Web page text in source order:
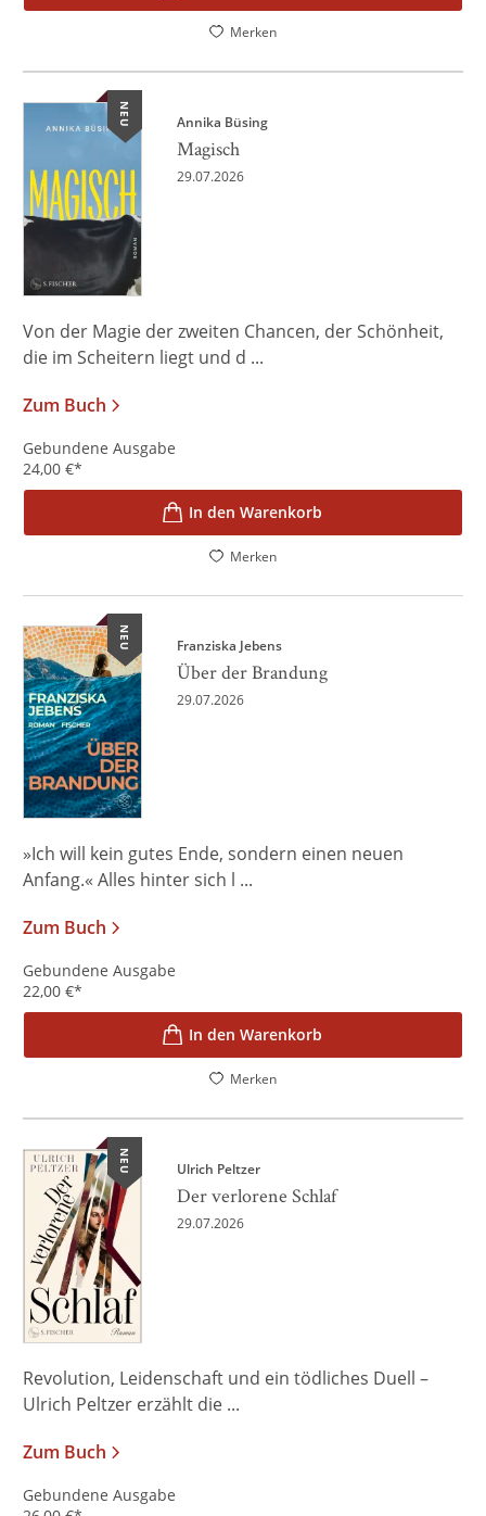
Merken
NEU Annika Büsing
Magisch
29.07.2026
Von der Magie der zweiten Chancen, der Schönheit,
die im Scheitern liegt und d ...
Zum Buch
Gebundene Ausgabe
24,00 €*
In den Warenkorb
Merken
NEU Franziska Jebens
Über der Brandung
29.07.2026
»Ich will kein gutes Ende, sondern einen neuen
Anfang.« Alles hinter sich l ...
Zum Buch
Gebundene Ausgabe
22,00 €*
In den Warenkorb
Merken
NEU Ulrich Peltzer
Der verlorene Schlaf
29.07.2026
Revolution, Leidenschaft und ein tödliches Duell –
Ulrich Peltzer erzählt die ...
Zum Buch
Gebundene Ausgabe